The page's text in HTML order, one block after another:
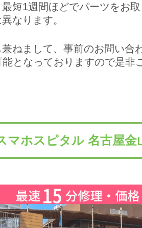
短1週間ほどでパーツをお
なります。
ねまして、事前のお問い合
となっておりますので是非
マホスピタル 名古屋金